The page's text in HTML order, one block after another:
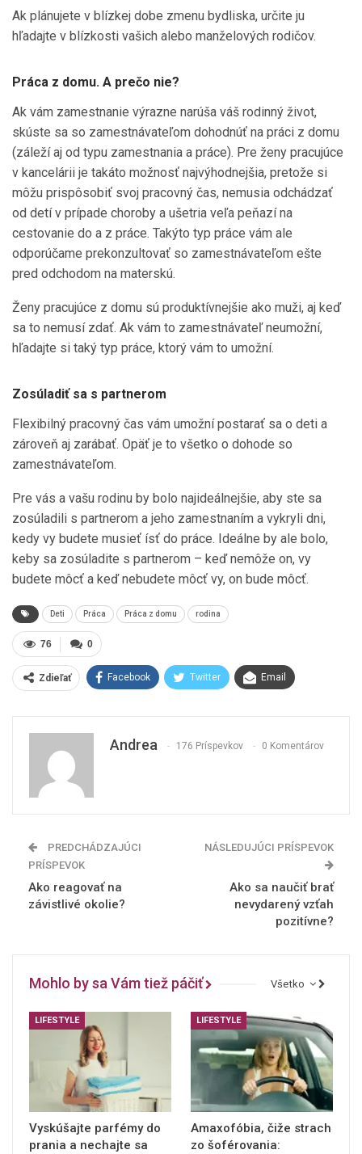
Ak plánujete v blízkej dobe zmenu bydliska, určite ju
hľadajte v blízkosti vašich alebo manželových rodičov.
Práca z domu. A prečo nie?
Ak vám zamestnanie výrazne narúša váš rodinný život,
skúste sa so zamestnávateľom dohodnúť na práci z domu
(záleží aj od typu zamestnania a práce). Pre ženy pracujúce
v kancelárii je takáto možnosť najvýhodnejšia, pretože si
môžu prispôsobiť svoj pracovný čas, nemusia odchádzať
od detí v prípade choroby a ušetria veľa peňazí na
cestovanie do a z práce. Takýto typ práce vám ale
odporúčame prekonzultovať so zamestnávateľom ešte
pred odchodom na materskú.
Ženy pracujúce z domu sú produktívnejšie ako muži, aj keď
sa to nemusí zdať. Ak vám to zamestnávateľ neumožní,
hľadajte si taký typ práce, ktorý vám to umožní.
Zosúladiť sa s partnerom
Flexibilný pracovný čas vám umožní postarať sa o deti a
zároveň aj zarábať. Opäť je to všetko o dohode so
zamestnávateľom.
Pre vás a vašu rodinu by bolo najideálnejšie, aby ste sa
zosúladili s partnerom a jeho zamestnaním a vykryli dni,
kedy vy budete musieť ísť do práce. Ideálne by ale bolo,
keby sa zosúladite s partnerom – keď nemôže on, vy
budete môcť a keď nebudete môcť vy, on bude môcť.
Deti Práca Práca z domu rodina
0
76
Zdieľať Facebook Twitter Email
Andrea 176 Príspevkov 0 Komentárov
PREDCHÁDZAJÚCI
PRÍSPEVOK
Ako reagovať na
závistlivé okolie?
NÁSLEDUJÚCI PRÍSPEVOK
Ako sa naučiť brať
nevydarený vzťah
pozitívne?
Všetko
Mohlo by sa Vám tiež páčiť
LIFESTYLE
Vyskúšajte parfémy do
prania a nechajte sa
LIFESTYLE
Amaxofóbia, čiže strach
zo šoférovania: